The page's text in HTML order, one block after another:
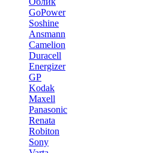
GoPower
Soshine
Ansmann
Camelion
Duracell
Energizer
GP
Kodak
Maxell
Panasonic
Renata
Robiton
Sony